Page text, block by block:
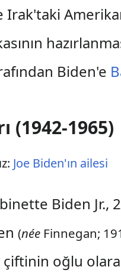
Irak'taki
Biden'e
(1942-1965)
Joe Biden'ın ailesi
Biden Jr.,
(née Finnegan;
çiftinin oğlu